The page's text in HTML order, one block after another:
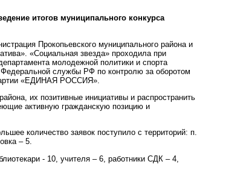
итогов муниципального конкурса
Прокопьевского муниципального района и
«Социальная звезда» проходила при
молодежной политики и спорта
службы РФ по контролю за оборотом
«ЕДИНАЯ РОССИЯ».
их позитивные инициативы и распространить
активную гражданскую позицию и
количество заявок поступило с территорий: п.
– 5.
- 10, учителя – 6, работники СДК – 4,